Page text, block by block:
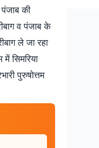
की
व पंजाब के
ले जा रहा
सिमरिया
पुरुषोत्तम